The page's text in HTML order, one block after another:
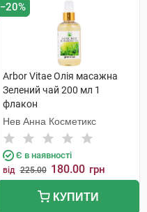
−20%
Arbor Vitae Олія масажна
Зелений чай 200 мл 1
флакон
Нев Анна Косметикс
Є в наявності
від 225.00 180.00 грн
КУПИТИ